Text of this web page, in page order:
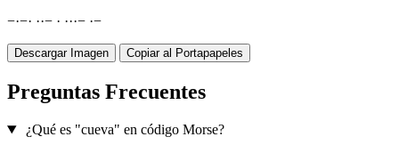
−·−· ··− · ···− ·−
Descargar Imagen Copiar al Portapapeles
Preguntas Frecuentes
¿Qué es "cueva" en código Morse?